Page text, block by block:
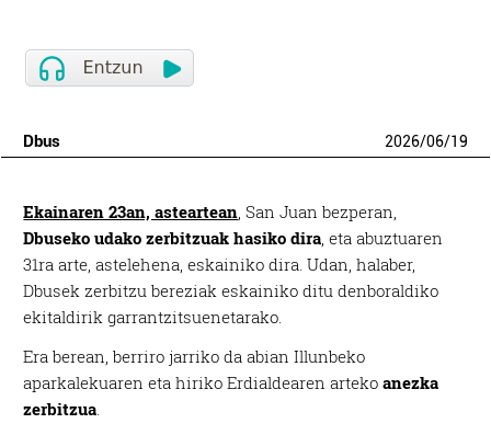
Dbus 2026/06/19
Ekainaren 23an, asteartean, San Juan bezperan,
Dbuseko udako zerbitzuak hasiko dira, eta abuztuaren
31ra arte, astelehena, eskainiko dira. Udan, halaber,
Dbusek zerbitzu bereziak eskainiko ditu denboraldiko
ekitaldirik garrantzitsuenetarako.
Era berean, berriro jarriko da abian Illunbeko
aparkalekuaren eta hiriko Erdialdearen artekoanezka
zerbitzua.